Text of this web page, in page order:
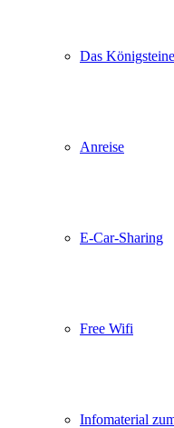
Das
Anreise
E-Car-Sharing
Free Wifi
Infomaterial